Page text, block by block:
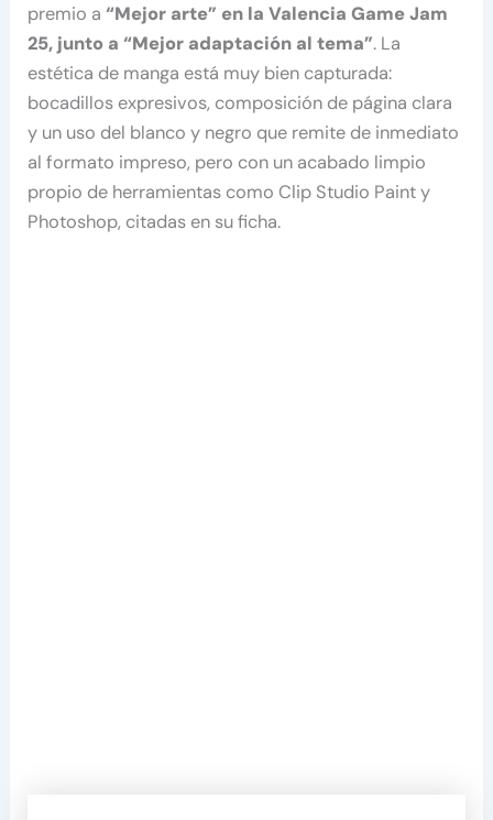
premio a“Mejor arte” en la Valencia Game Jam
25, junto a “Mejor adaptación al tema”. La
estética de manga está muy bien capturada:
bocadillos expresivos, composición de página clara
y un uso del blanco y negro que remite de inmediato
al formato impreso, pero con un acabado limpio
propio de herramientas como Clip Studio Paint y
Photoshop, citadas en su ficha.